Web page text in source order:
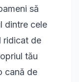
să
dintre cele
ridicat de
tău
cană de